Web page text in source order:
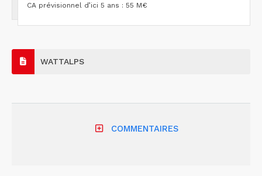
CA prévisionnel d’ici 5 ans : 55 M€
WATTALPS
COMMENTAIRES